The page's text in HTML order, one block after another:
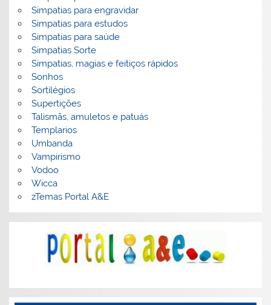
Simpatias para engravidar
Simpatias para estudos
Simpatias para saúde
Simpatias Sorte
Simpatias, magias e feitiços rápidos
Sonhos
Sortilégios
Supertições
Talismãs, amuletos e patuás
Templarios
Umbanda
Vampirismo
Vodoo
Wicca
zTemas Portal A&E